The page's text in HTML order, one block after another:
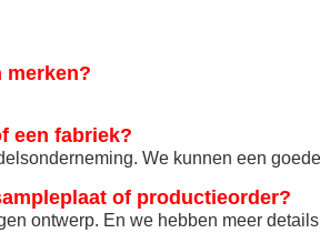
merken?
een fabriek?
We kunnen een
of productieorder?
ontwerp. En we hebben meer